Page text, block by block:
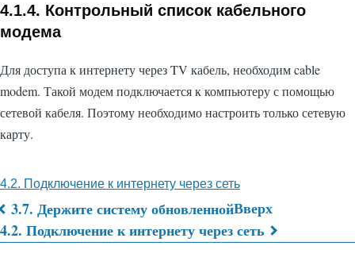
4.1.4. Контрольный список кабельного
модема
Для доступа к интернету через TV кабель, необходим cable
modem. Такой модем подключается к компьютеру с помощью
сетевой кабеля. Поэтому необходимо настроить только сетевую
карту.
4.2. Подключение к интернету через сеть
Перекрёстные
3.7. Держите систему обновленнойВверх
4.2. Подключение к интернету через сеть